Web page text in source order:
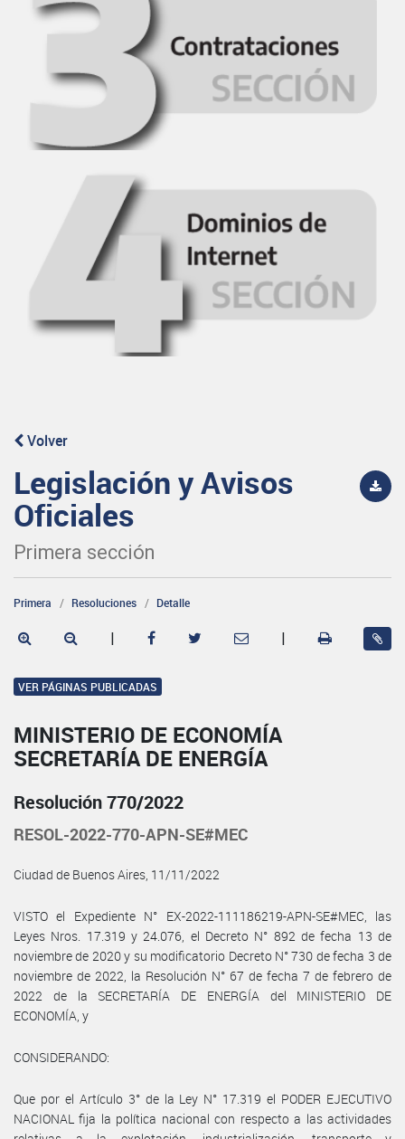
Volver
Legislación y Avisos
Oficiales
Primera sección
Primera Resoluciones Detalle
| |
VER PÁGINAS PUBLICADAS
MINISTERIO DE ECONOMÍA
SECRETARÍA DE ENERGÍA
Resolución 770/2022
RESOL-2022-770-APN-SE#MEC
Ciudad de Buenos Aires, 11/11/2022
VISTO el Expediente N° EX-2022-111186219-APN-SE#MEC, las
Leyes Nros. 17.319 y 24.076, el Decreto N° 892 de fecha 13 de
noviembre de 2020 y su modificatorio Decreto N° 730 de fecha 3 de
noviembre de 2022, la Resolución N° 67 de fecha 7 de febrero de
2022 de la SECRETARÍA DE ENERGÍA del MINISTERIO DE
ECONOMÍA, y
CONSIDERANDO:
Que por el Artículo 3° de la Ley N° 17.319 el PODER EJECUTIVO
NACIONAL fija la política nacional con respecto a las actividades